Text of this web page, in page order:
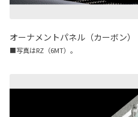
オーナメントパネル（カーボン）
■写真はRZ（6MT）。